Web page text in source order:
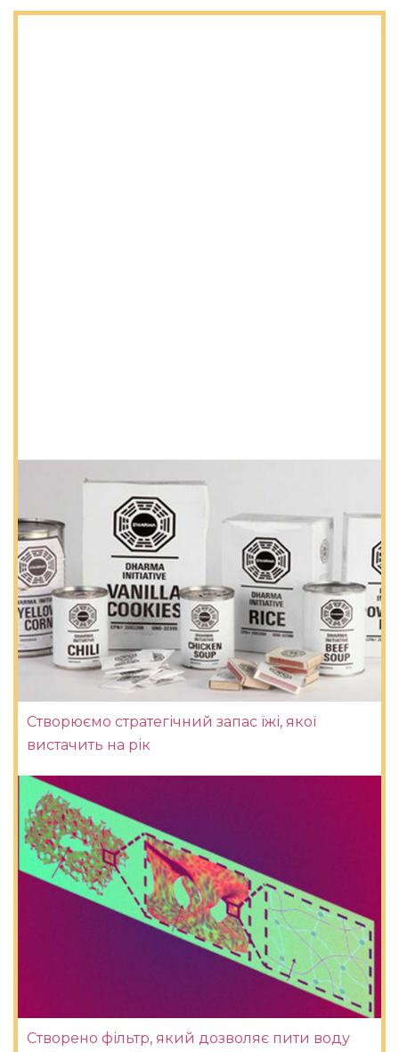
Створюємо стратегічний запас їжі, якої
вистачить на рік
Створено фільтр, який дозволяє пити воду